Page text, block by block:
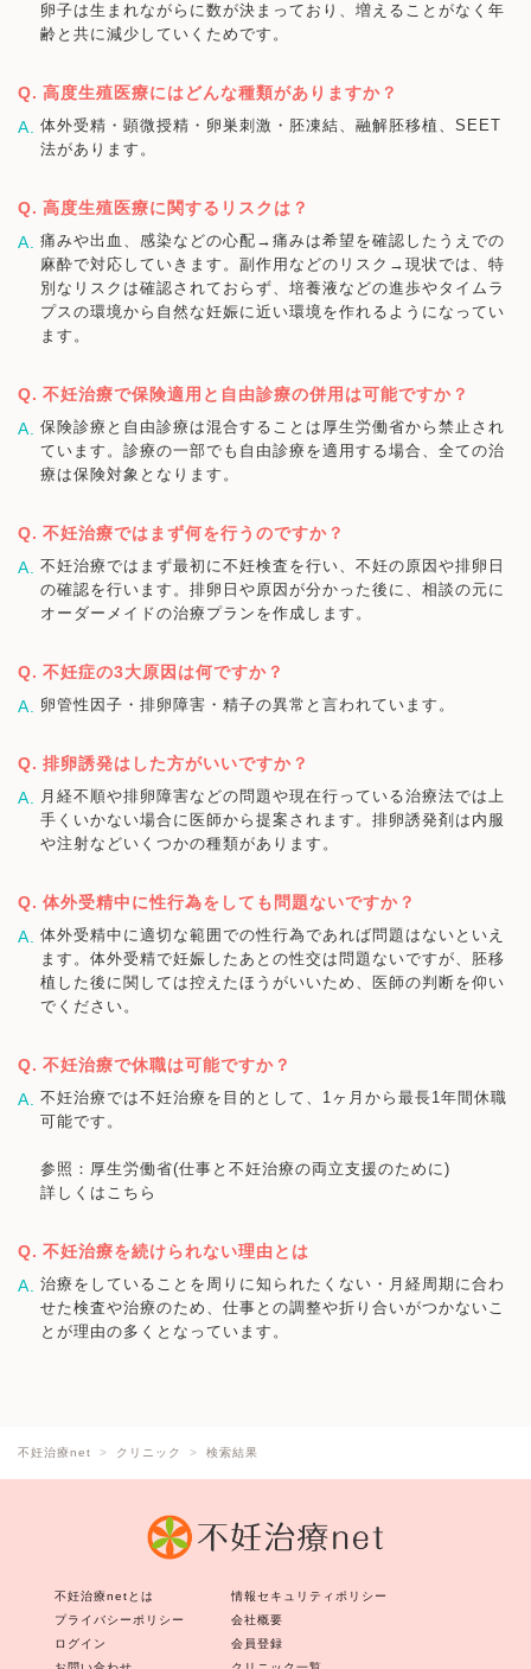
卵子は生まれながらに数が決まっており、増えることがなく年
齢と共に減少していくためです。
高度生殖医療にはどんな種類がありますか？
体外受精・顕微授精・卵巣刺激・胚凍結、融解胚移植、SEET
法があります。
高度生殖医療に関するリスクは？
痛みや出血、感染などの心配→痛みは希望を確認したうえでの
麻酔で対応していきます。副作用などのリスク→現状では、特
別なリスクは確認されておらず、培養液などの進歩やタイムラ
プスの環境から自然な妊娠に近い環境を作れるようになってい
ます。
不妊治療で保険適用と自由診療の併用は可能ですか？
保険診療と自由診療は混合することは厚生労働省から禁止され
ています。診療の一部でも自由診療を適用する場合、全ての治
療は保険対象となります。
不妊治療ではまず何を行うのですか？
不妊治療ではまず最初に不妊検査を行い、不妊の原因や排卵日
の確認を行います。排卵日や原因が分かった後に、相談の元に
オーダーメイドの治療プランを作成します。
不妊症の3大原因は何ですか？
卵管性因子・排卵障害・精子の異常と言われています。
排卵誘発はした方がいいですか？
月経不順や排卵障害などの問題や現在行っている治療法では上
手くいかない場合に医師から提案されます。排卵誘発剤は内服
や注射などいくつかの種類があります。
体外受精中に性行為をしても問題ないですか？
体外受精中に適切な範囲での性行為であれば問題はないといえ
ます。体外受精で妊娠したあとの性交は問題ないですが、胚移
植した後に関しては控えたほうがいいため、医師の判断を仰い
でください。
不妊治療で休職は可能ですか？
不妊治療では不妊治療を目的として、1ヶ月から最長1年間休職
可能です。
参照：厚生労働省(仕事と不妊治療の両立支援のために)
詳しくはこちら
不妊治療を続けられない理由とは
治療をしていることを周りに知られたくない・月経周期に合わ
せた検査や治療のため、仕事との調整や折り合いがつかないこ
とが理由の多くとなっています。
不妊治療net クリニック 検索結果
不妊治療netとは
情報セキュリティポリシー
プライバシーポリシー
会社概要
ログイン
会員登録